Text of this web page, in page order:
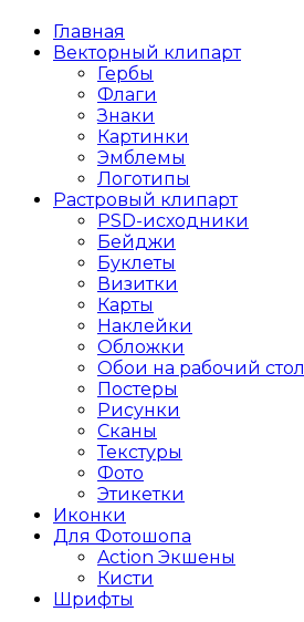
Главная
Векторный клипарт
Гербы
Флаги
Знаки
Картинки
Эмблемы
Логотипы
Растровый клипарт
PSD-исходники
Бейджи
Буклеты
Визитки
Карты
Наклейки
Обложки
Обои на рабочий стол
Постеры
Рисунки
Сканы
Текстуры
Фото
Этикетки
Иконки
Для Фотошопа
Action Экшены
Кисти
Шрифты